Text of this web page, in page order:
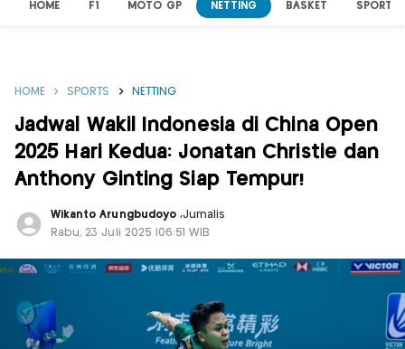
HOME F1 MOTO GP NETTING BASKET SPORT
HOME SPORTS NETTING
Jadwal Wakil Indonesia di China Open
2025 Hari Kedua: Jonatan Christie dan
Anthony Ginting Siap Tempur!
Wikanto Arungbudoyo ,Jurnalis
Rabu, 23 Juli 2025 |06:51 WIB